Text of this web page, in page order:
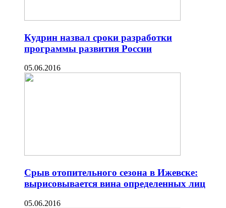
Кудрин назвал сроки разработки
программы развития России
05.06.2016
Срыв отопительного сезона в Ижевске:
вырисовывается вина определенных лиц
05.06.2016